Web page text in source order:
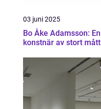
03 juni 2025
Bo Åke Adamsson: En
konstnär av stort mått